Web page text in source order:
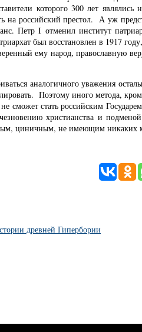
которого 300 лет
российский престол. А уж
Петр I отменил институт
был восстановлен в 1917
ему народ, православную
аналогичного уважения
Поэтому иного метода,
стать российским
христианства и
циничным, не имеющим никаких
древней Гипербории